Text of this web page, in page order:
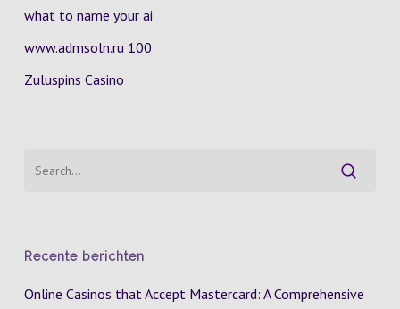
what to name your ai
www.admsoln.ru 100
Zuluspins Casino
Recente berichten
Online Casinos that Accept Mastercard: A Comprehensive